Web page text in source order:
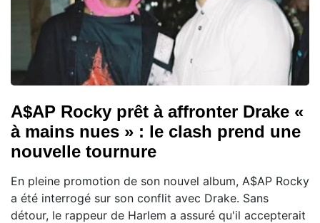
A$AP Rocky prêt à affronter Drake «
à mains nues » : le clash prend une
nouvelle tournure
En pleine promotion de son nouvel album, A$AP Rocky
a été interrogé sur son conflit avec Drake. Sans
détour, le rappeur de Harlem a assuré qu'il accepterait